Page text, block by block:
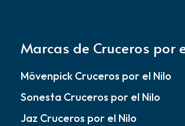
Marcas de Cruceros por
Mövenpick Cruceros por el Nilo
Sonesta Cruceros por el Nilo
Jaz Cruceros por el Nilo